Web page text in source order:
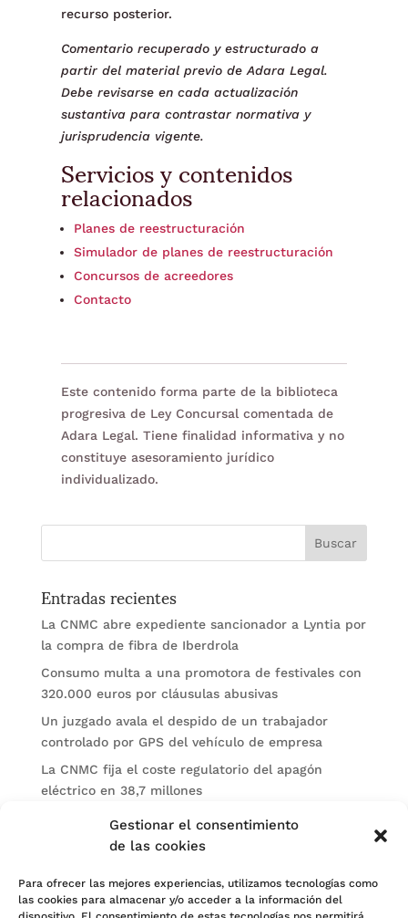
Gestionar el consentimiento
de las cookies
Para ofrecer las mejores experiencias, utilizamos tecnologías como
las cookies para almacenar y/o acceder a la información del
recurso posterior.
Comentario recuperado y estructurado a
partir del material previo de Adara Legal.
Debe revisarse en cada actualización
sustantiva para contrastar normativa y
jurisprudencia vigente.
Servicios y contenidos
relacionados
Planes de reestructuración
Simulador de planes de reestructuración
Concursos de acreedores
Contacto
Este contenido forma parte de la biblioteca
progresiva de Ley Concursal comentada de
Adara Legal. Tiene finalidad informativa y no
constituye asesoramiento jurídico
individualizado.
Entradas recientes
La CNMC abre expediente sancionador a Lyntia por
la compra de fibra de Iberdrola
Consumo multa a una promotora de festivales con
320.000 euros por cláusulas abusivas
Un juzgado avala el despido de un trabajador
controlado por GPS del vehículo de empresa
La CNMC fija el coste regulatorio del apagón
eléctrico en 38,7 millones
El BOE publica sanciones de la CNMV a Soltec y
Categorías
Actualidad